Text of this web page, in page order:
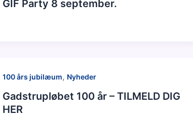
GIF Party 8 september.
100 års jubilæum, Nyheder
Gadstrupløbet 100 år – TILMELD DIG
HER